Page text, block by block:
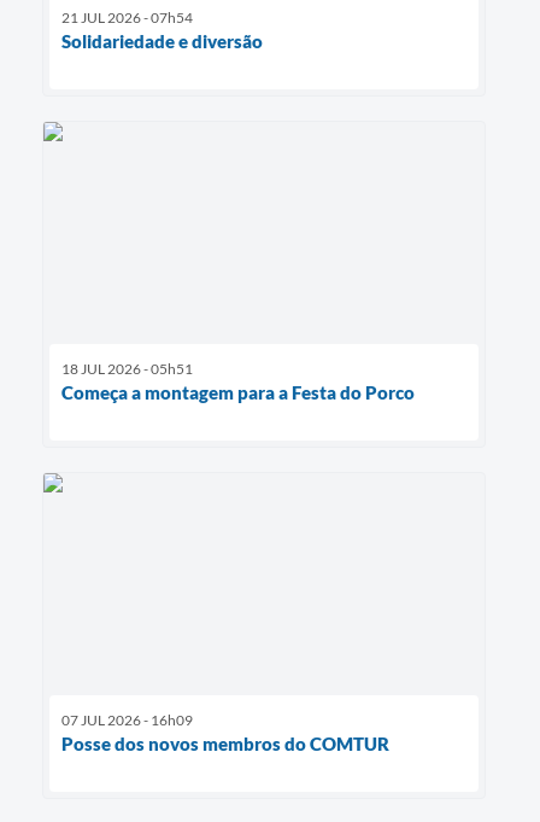
21 JUL 2026 - 07h54
Solidariedade e diversão
18 JUL 2026 - 05h51
Começa a montagem para a Festa do Porco
07 JUL 2026 - 16h09
Posse dos novos membros do COMTUR